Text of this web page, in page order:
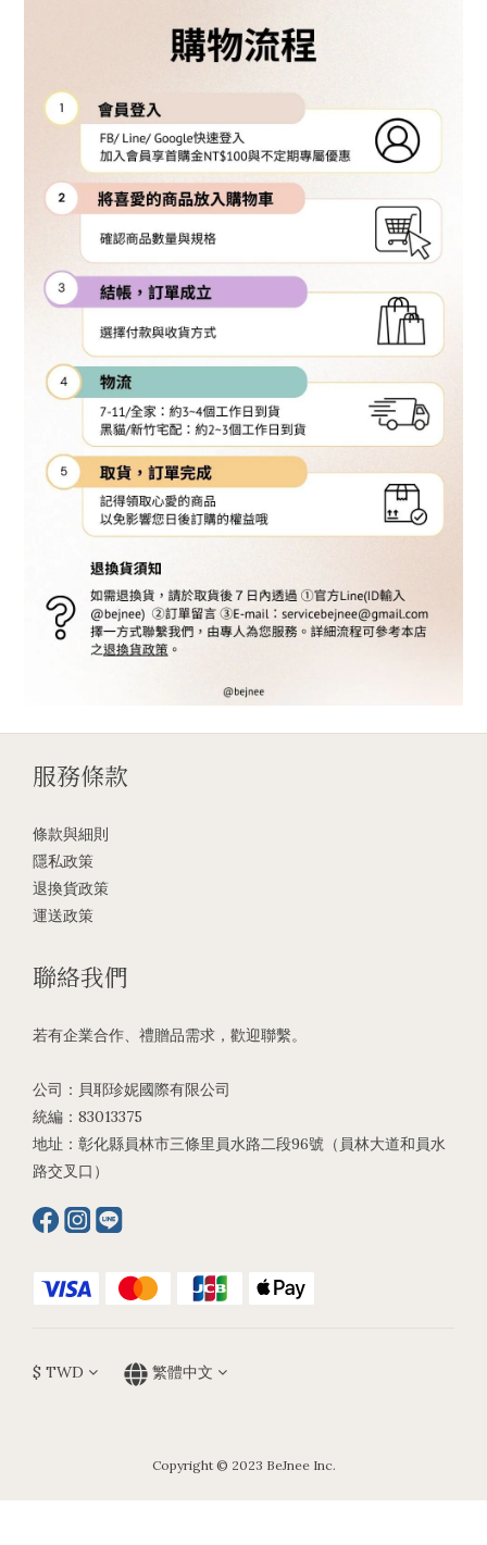
服務條款
條款與細則
隱私政策
退換貨政策
運送政策
聯絡我們
若有企業合作、禮贈品需求，歡迎聯繫。
公司：貝耶珍妮國際有限公司
統編：83013375
地址：彰化縣員林市三條里員水路二段96號（員林大道和員水
路交叉口）
$ TWD 繁體中文
Copyright © 2023 BeJnee Inc.